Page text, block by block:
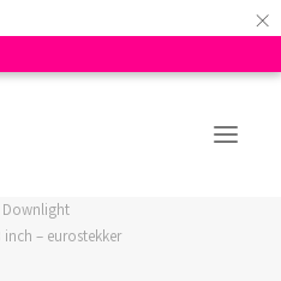
×
Downlight
– eurostekker